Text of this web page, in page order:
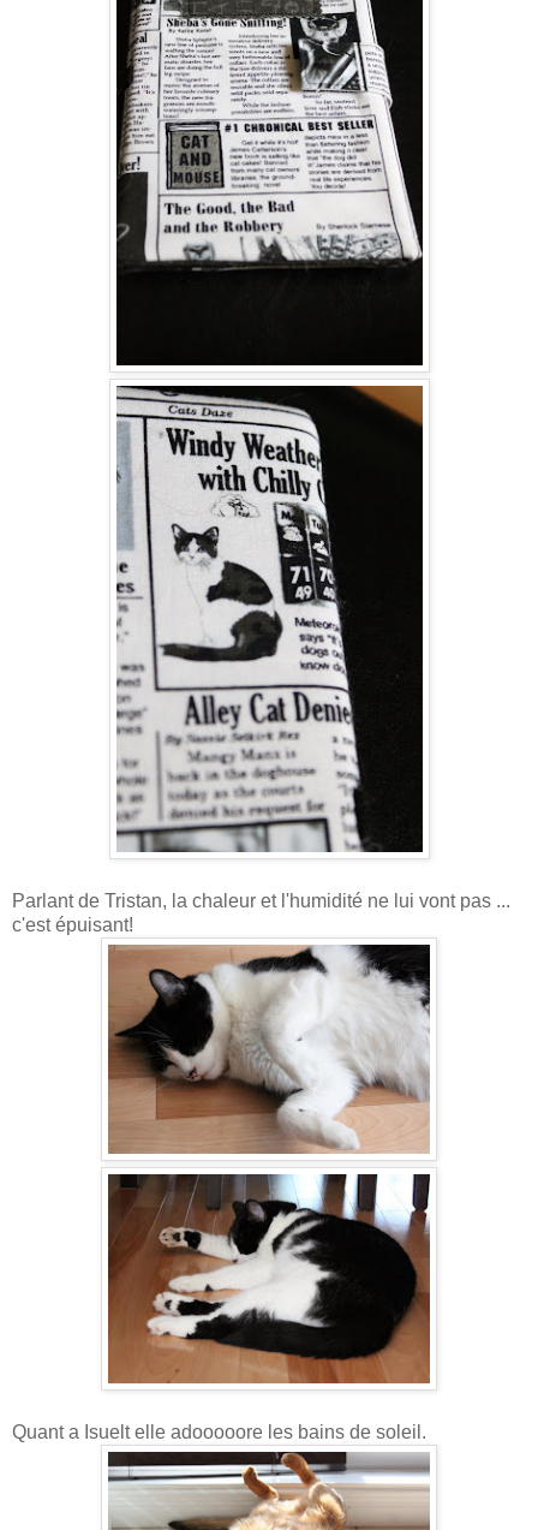
Parlant de Tristan, la chaleur et l'humidité ne lui vont pas ...
c'est épuisant!
Quant a Isuelt elle adooooore les bains de soleil.